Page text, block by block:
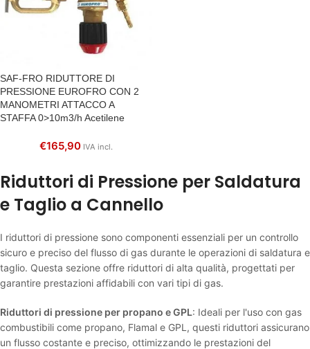
SAF-FRO RIDUTTORE DI
PRESSIONE EUROFRO CON 2
MANOMETRI ATTACCO A
STAFFA 0>10m3/h Acetilene
€165,90 IVA incl.
Riduttori di Pressione per Saldatura
e Taglio a Cannello
I riduttori di pressione sono componenti essenziali per un controllo
sicuro e preciso del flusso di gas durante le operazioni di saldatura e
taglio. Questa sezione offre riduttori di alta qualità, progettati per
garantire prestazioni affidabili con vari tipi di gas.
Riduttori di pressione per propano e GPL: Ideali per l'uso con gas
combustibili come propano, Flamal e GPL, questi riduttori assicurano
un flusso costante e preciso, ottimizzando le prestazioni del